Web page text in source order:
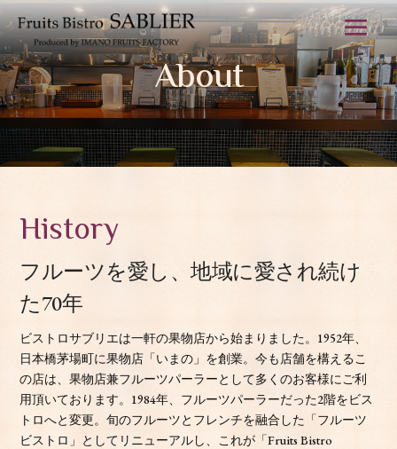
About
History
フルーツを愛し、地域に愛され続け
た70年
ビストロサブリエは一軒の果物店から始まりました。1952年、
日本橋茅場町に果物店「いまの」を創業。今も店舗を構えるこ
の店は、果物店兼フルーツパーラーとして多くのお客様にご利
用頂いております。1984年、フルーツパーラーだった2階をビス
トロへと変更。旬のフルーツとフレンチを融合した「フルーツ
ビストロ」としてリニューアルし、これが「Fruits Bistro